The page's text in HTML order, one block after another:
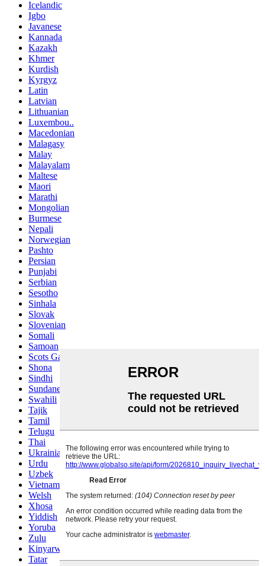
Icelandic
Igbo
Javanese
Kannada
Kazakh
Khmer
Kurdish
Kyrgyz
Latin
Latvian
Lithuanian
Luxembou..
Macedonian
Malagasy
Malay
Malayalam
Maltese
Maori
Marathi
Mongolian
Burmese
Nepali
Norwegian
Pashto
Persian
Punjabi
Serbian
Sesotho
Sinhala
Slovak
Slovenian
Somali
Samoan
Scots Gaelic
Shona
Sindhi
Sundanese
Swahili
Tajik
Tamil
Telugu
Thai
Ukrainian
Urdu
Uzbek
Vietnamese
Welsh
Xhosa
Yiddish
Yoruba
Zulu
Kinyarwanda
Tatar